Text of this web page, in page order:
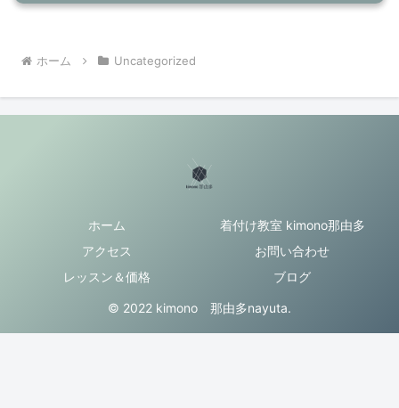
ホーム Uncategorized
ホーム
着付け教室 kimono那由多
アクセス
お問い合わせ
レッスン＆価格
ブログ
© 2022 kimono 那由多nayuta.